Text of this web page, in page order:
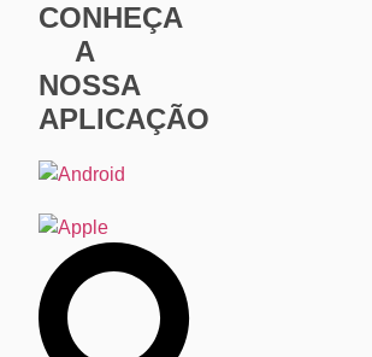
CONHEÇA
A
NOSSA
APLICAÇÃO